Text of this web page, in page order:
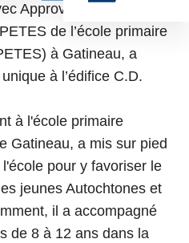
Approvisionnement
de l’école primaire
à Gatineau, a
à l’édifice C.D.
à l'école primaire
Gatineau, a mis sur pied
pour y favoriser le
jeunes Autochtones et
il a accompagné
de 8 à 12 ans dans la